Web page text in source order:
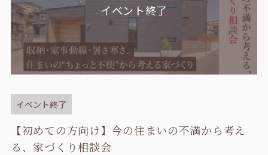
イベント終了
イベント終了
【初めての方向け】今の住まいの不満から考え
る、家づくり相談会